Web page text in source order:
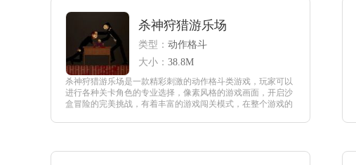
杀神狩猎游乐场
类型： 动作格斗
大小： 38.8M
杀神狩猎游乐场是一款精彩刺激的动作格斗类游戏，玩家可以
进行各种关卡角色的专业选择，像素风格的游戏画面，开启沙
盒冒险的完美挑战，有着丰富的游戏闯关模式，在整个游戏的